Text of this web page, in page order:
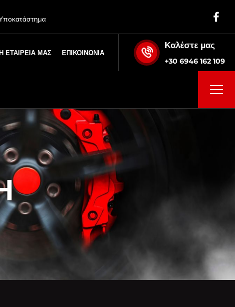
ΕΤΑΙΡΕΙΑ ΜΑΣ ΕΠΙΚΟΙΝΩΝΙΑ
Καλέστε μας
+30 6946 162 109